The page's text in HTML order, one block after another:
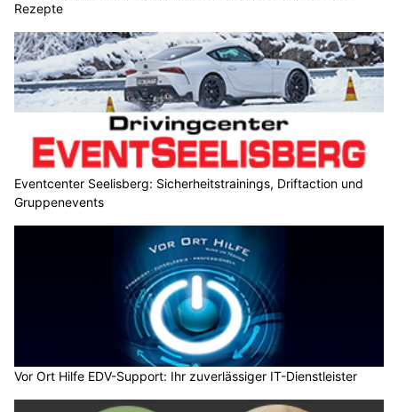
Rezepte
Eventcenter Seelisberg: Sicherheitstrainings, Driftaction und
Gruppenevents
Vor Ort Hilfe EDV-Support: Ihr zuverlässiger IT-Dienstleister